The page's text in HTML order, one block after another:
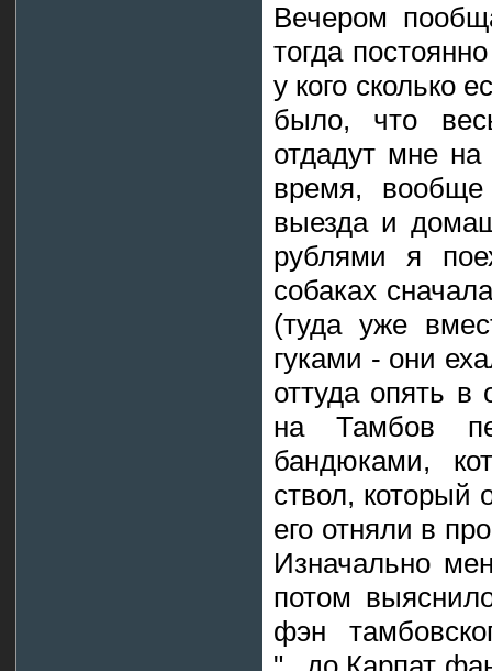
Вечером
тогда
у кого сколько
было, что
отдадут мне
время,
выезда и
рублями я
собаках
(туда уже
гуками - они
оттуда опять
на Тамбов
бандюками,
ствол, который
его отняли в
Изначально
потом
фэн